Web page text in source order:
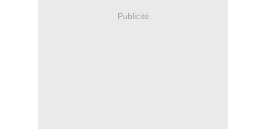
Publicité